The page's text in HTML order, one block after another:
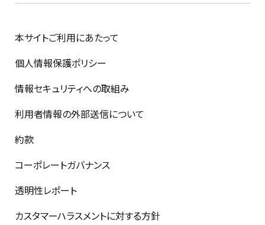
本サイトご利用にあたって
個人情報保護ポリシー
情報セキュリティへの取組み
利用者情報の外部送信について
約款
コーポレートガバナンス
透明性レポート
カスタマーハラスメントに対する方針